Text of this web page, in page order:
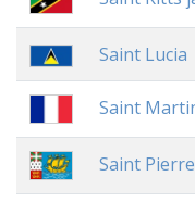
Saint Lucia
Saint
Saint